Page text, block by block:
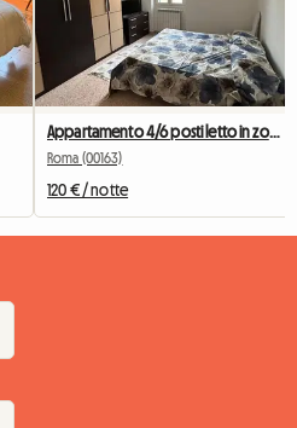
Appartamento 4/6 posti letto in zona tranquilla
Roma (00163)
120 € / notte